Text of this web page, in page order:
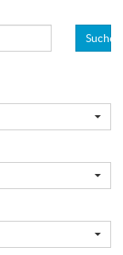
Suchen